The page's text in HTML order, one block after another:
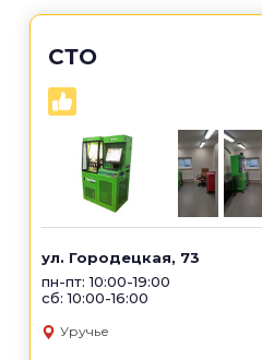
СТО
ул. Городецкая, 73
пн-пт: 10:00-19:00
сб: 10:00-16:00
Уручье